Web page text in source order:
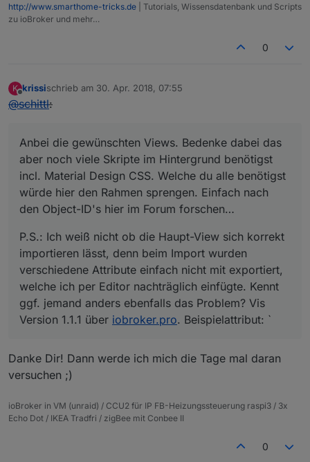
http://www.smarthome-tricks.de | Tutorials, Wissensdatenbank und Scripts
zu ioBroker und mehr…
0
K
Offline
krissischrieb am 30. Apr. 2018, 07:55
zuletzt editiert von
@schittl:
Anbei die gewünschten Views. Bedenke dabei das
aber noch viele Skripte im Hintergrund benötigst
incl. Material Design CSS. Welche du alle benötigst
würde hier den Rahmen sprengen. Einfach nach
den Object-ID's hier im Forum forschen…
P.S.: Ich weiß nicht ob die Haupt-View sich korrekt
importieren lässt, denn beim Import wurden
verschiedene Attribute einfach nicht mit exportiert,
welche ich per Editor nachträglich einfügte. Kennt
ggf. jemand anders ebenfalls das Problem? Vis
Version 1.1.1 über iobroker.pro. Beispielattribut: `
Danke Dir! Dann werde ich mich die Tage mal daran
versuchen ;)
ioBroker in VM (unraid) / CCU2 für IP FB-Heizungssteuerung raspi3 / 3x
Echo Dot / IKEA Tradfri / zigBee mit Conbee II
0